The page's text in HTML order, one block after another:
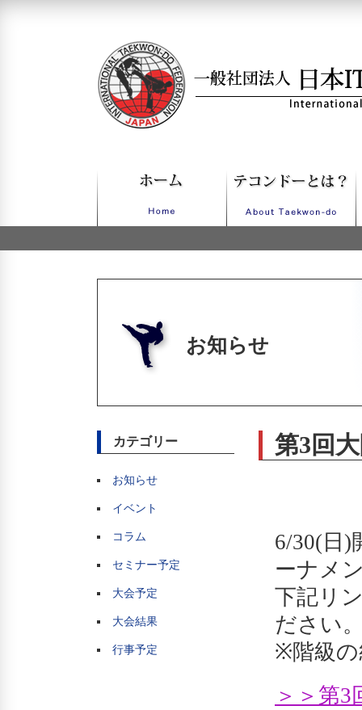
お知らせ
カテゴリー
お知らせ
イベント
コラム
セミナー予定
大会予定
大会結果
行事予定
第3回
6/30(日
ーナメ
下記リ
ださい
※階級
＞＞第